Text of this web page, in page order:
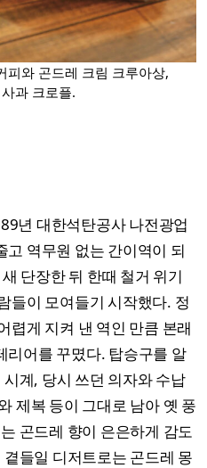
피와 곤드레 크림 크루아상,
과 크로플.
년 대한석탄공사 나전광업
역무원 없는 간이역이 되
단장한 뒤 한때 철거 위기
들이 모여들기 시작했다. 정
렵게 지켜 낸 역인 만큼 본래
리어를 꾸몄다. 탑승구를 알
계, 당시 쓰던 의자와 수납
제복 등이 그대로 남아 옛 풍
곤드레 향이 은은하게 감도
들일 디저트로는 곤드레 몽